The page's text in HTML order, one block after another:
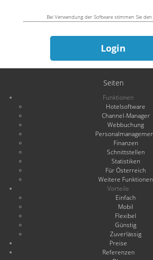
Bei Verwendung der Software stimmen Sie den
Login
Seiten
Funktionen
Hotelsoftware
Channel-Manager
Webbuchung
Finanzen
Schnittstellen
Statistiken
Für Österreich
Weitere Funktionen
Vorteile
Einfach
Mobil
Flexibel
Günstig
Zuverlässig
Preise
Referenzen